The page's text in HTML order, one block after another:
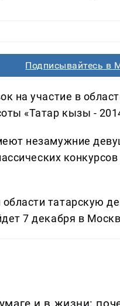
Подписывайтесь в
на участие в
«Татар кызы -
незамужние
татарскую
7 декабря в